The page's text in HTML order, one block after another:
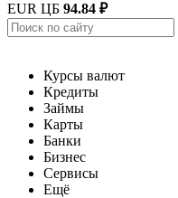
EUR ЦБ 94.84 ₽
Курсы валют
Кредиты
Займы
Карты
Банки
Бизнес
Сервисы
Ещё